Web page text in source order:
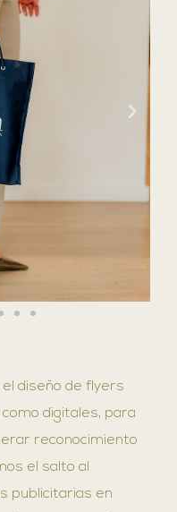
diseño de flyers
digitales, para
reconocimiento
el salto al
publicitarias en